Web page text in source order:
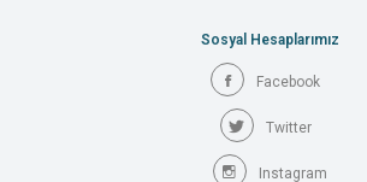
Sosyal Hesaplarımız
Facebook
Twitter
Instagram